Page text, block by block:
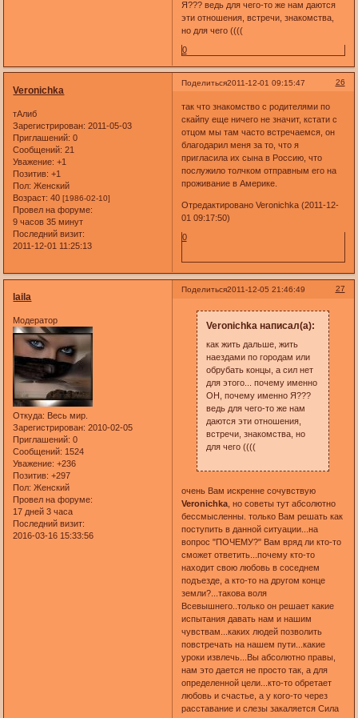
Я??? ведь для чего-то же нам даются
эти отношения, встречи, знакомства,
но для чего ((((
0
Поделиться 26
2011-12-01 09:15:47
Veronichka
тАлиб
Зарегистрирован: 2011-05-03
Приглашений: 0
Сообщений: 21
Уважение: +1
Позитив: +1
Пол: Женский
Возраст: 40[1986-02-10]
Провел на форуме:
9 часов 35 минут
Последний визит:
2011-12-01 11:25:13
так что знакомство с родителями по
скайпу еще ничего не значит, кстати с
отцом мы там часто встречаемся, он
благодарил меня за то, что я
пригласила их сына в Россию, что
послужило толчком отправным его на
проживание в Америке.
Отредактировано Veronichka (2011-12-
01 09:17:50)
0
Поделиться 27
2011-12-05 21:46:49
laila
Модератор
Откуда: Весь мир.
Зарегистрирован: 2010-02-05
Приглашений: 0
Сообщений: 1524
Уважение: +236
Позитив: +297
Пол: Женский
Провел на форуме:
17 дней 3 часа
Последний визит:
2016-03-16 15:33:56
Veronichka написал(а):
как жить дальше, жить
наездами по городам или
обрубать концы, а сил нет
для этого... почему именно
ОН, почему именно Я???
ведь для чего-то же нам
даются эти отношения,
встречи, знакомства, но
для чего ((((
очень Вам искренне сочувствую
Veronichka, но советы тут абсолютно
бессмысленны. только Вам решать как
поступить в данной ситуации...на
вопрос "ПОЧЕМУ?" Вам вряд ли кто-то
сможет ответить...почему кто-то
находит свою любовь в соседнем
подъезде, а кто-то на другом конце
земли?...такова воля
Всевышнего..только он решает какие
испытания давать нам и нашим
чувствам...каких людей позволить
повстречать на нашем пути...какие
уроки извлечь...Вы абсолютно правы,
нам это дается не просто так, а для
определенной цели...кто-то обретает
любовь и счастье, а у кого-то через
расставание и слезы закаляется Сила